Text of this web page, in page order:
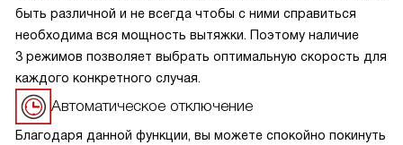
быть различной и не всегда чтобы с ними справиться
необходима вся мощность вытяжки. Поэтому наличие
3 режимов позволяет выбрать оптимальную скорость для
каждого конкретного случая.
Автоматическое отключение
Благодаря данной функции, вы можете спокойно покинуть